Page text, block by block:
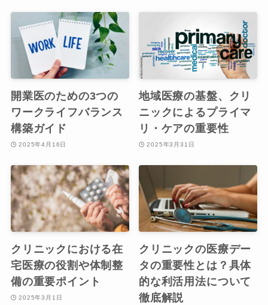
開業医のための3つの
ワークライフバランス
構築ガイド
2025年4月16日
地域医療の基盤、クリ
ニックによるプライマ
リ・ケアの重要性
2025年3月31日
クリニックにおける在
宅医療の役割や体制整
備の重要ポイント
2025年3月1日
クリニックの医療デー
タの重要性とは？具体
的な利活用法について
徹底解説